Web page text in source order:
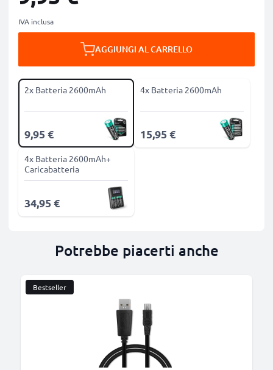
IVA inclusa
AGGIUNGI AL CARRELLO
2x Batteria 2600mAh
9,95 €
4x Batteria 2600mAh
15,95 €
4x Batteria 2600mAh+
Caricabatteria
34,95 €
Potrebbe piacerti anche
Bestseller